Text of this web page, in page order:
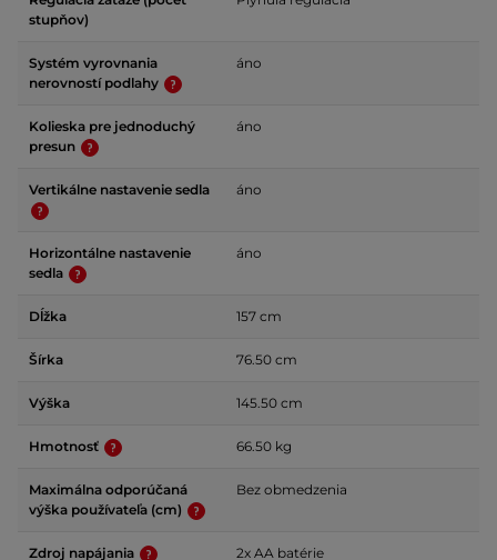
stupňov)
Systém vyrovnania
nerovností podlahy
áno
Kolieska pre jednoduchý
presun
áno
Vertikálne nastavenie sedla áno
Horizontálne nastavenie
sedla
áno
Dĺžka 157 cm
Šírka 76.50 cm
Výška 145.50 cm
Hmotnosť 66.50 kg
Maximálna odporúčaná
výška používateľa (cm)
Bez obmedzenia
Zdroj napájania 2x AA batérie